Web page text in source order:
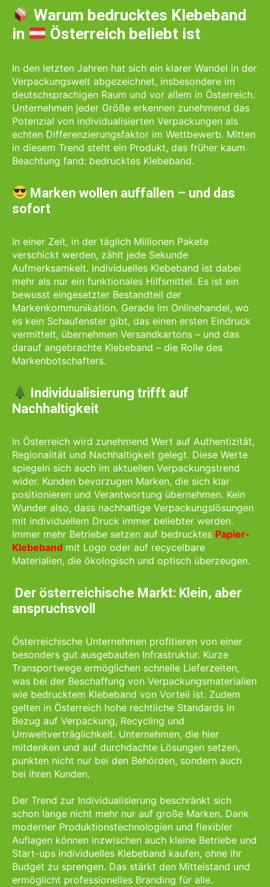
Warum bedrucktes Klebeband
in
Österreich beliebt ist
In den letzten Jahren hat sich ein klarer Wandel in der
Verpackungswelt abgezeichnet, insbesondere im
deutschsprachigen Raum und vor allem in Österreich.
Unternehmen jeder Größe erkennen zunehmend das
Potenzial von individualisierten Verpackungen als
echten Differenzierungsfaktor im Wettbewerb. Mitten
in diesem Trend steht ein Produkt, das früher kaum
Beachtung fand: bedrucktes Klebeband.
Marken wollen auffallen – und das
sofort
In einer Zeit, in der täglich Millionen Pakete
verschickt werden, zählt jede Sekunde
Aufmerksamkeit. Individuelles Klebeband ist dabei
mehr als nur ein funktionales Hilfsmittel. Es ist ein
bewusst eingesetzter Bestandteil der
Markenkommunikation. Gerade im Onlinehandel, wo
es kein Schaufenster gibt, das einen ersten Eindruck
vermittelt, übernehmen Versandkartons – und das
darauf angebrachte Klebeband – die Rolle des
Markenbotschafters.
Individualisierung trifft auf
Nachhaltigkeit
In Österreich wird zunehmend Wert auf Authentizität,
Regionalität und Nachhaltigkeit gelegt. Diese Werte
spiegeln sich auch im aktuellen Verpackungstrend
wider. Kunden bevorzugen Marken, die sich klar
positionieren und Verantwortung übernehmen. Kein
Wunder also, dass nachhaltige Verpackungslösungen
mit individuellem Druck immer beliebter werden.
Immer mehr Betriebe setzen auf bedrucktes Papier-
Klebeband mit Logo oder auf recycelbare
Materialien, die ökologisch und optisch überzeugen.
Der österreichische Markt: Klein, aber
anspruchsvoll
Österreichische Unternehmen profitieren von einer
besonders gut ausgebauten Infrastruktur. Kurze
Transportwege ermöglichen schnelle Lieferzeiten,
was bei der Beschaffung von Verpackungsmaterialien
wie bedrucktem Klebeband von Vorteil ist. Zudem
gelten in Österreich hohe rechtliche Standards in
Bezug auf Verpackung, Recycling und
Umweltverträglichkeit. Unternehmen, die hier
mitdenken und auf durchdachte Lösungen setzen,
punkten nicht nur bei den Behörden, sondern auch
bei ihren Kunden.
Der Trend zur Individualisierung beschränkt sich
schon lange nicht mehr nur auf große Marken. Dank
moderner Produktionstechnologien und flexibler
Auflagen können inzwischen auch kleine Betriebe und
Start-ups individuelles Klebeband kaufen, ohne ihr
Budget zu sprengen. Das stärkt den Mittelstand und
ermöglicht professionelles Branding für alle.